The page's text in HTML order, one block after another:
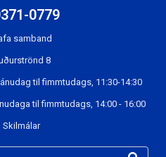
0779
samband
8
til fimmtudags, 11:30-14:30
til fimmtudags, 14:00 - 16:00
Skilmálar